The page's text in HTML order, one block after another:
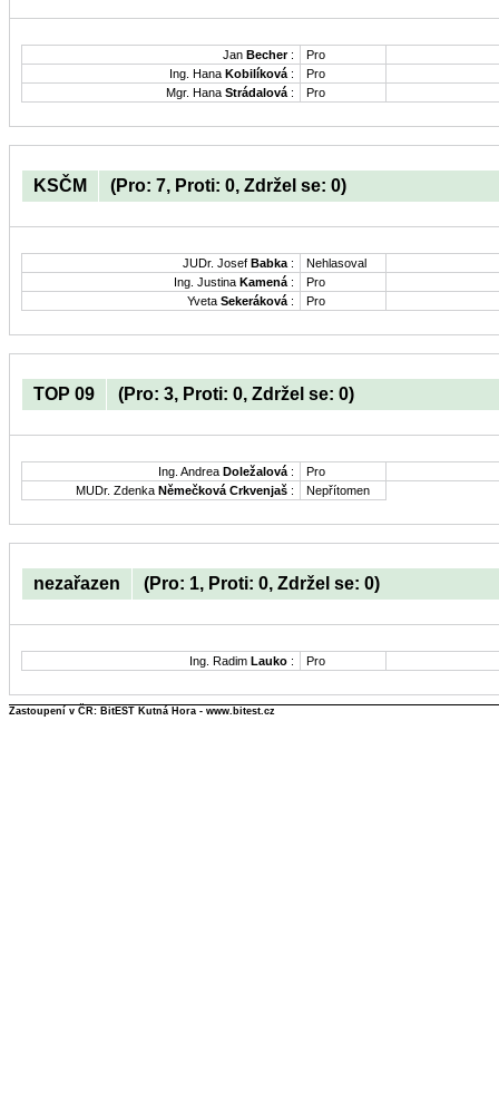
Jan Becher:
Pro
Ing. Hana Kobilíková :
Pro
Mgr. Hana Strádalová : Pro
KSČM (Pro: 7, Proti: 0, Zdržel se: 0)
JUDr. Josef Babka :
Nehlasoval
Ing. Justina Kamená :
Pro
Yveta Sekeráková : Pro
TOP 09 (Pro: 3, Proti: 0, Zdržel se: 0)
Ing. Andrea Doležalová :
Pro
MUDr. Zdenka Němečková Crkvenjaš : Nepřítomen
nezařazen (Pro: 1, Proti: 0, Zdržel se: 0)
Ing. Radim Lauko : Pro
Zastoupení v ČR: BitEST Kutná Hora - www.bitest.cz